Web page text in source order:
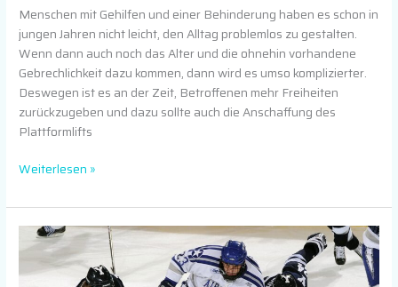
Menschen mit Gehilfen und einer Behinderung haben es schon in
jungen Jahren nicht leicht, den Alltag problemlos zu gestalten.
Wenn dann auch noch das Alter und die ohnehin vorhandene
Gebrechlichkeit dazu kommen, dann wird es umso komplizierter.
Deswegen ist es an der Zeit, Betroffenen mehr Freiheiten
zurückzugeben und dazu sollte auch die Anschaffung des
Plattformlifts
Weiterlesen »
Eishockey:
Passt
der